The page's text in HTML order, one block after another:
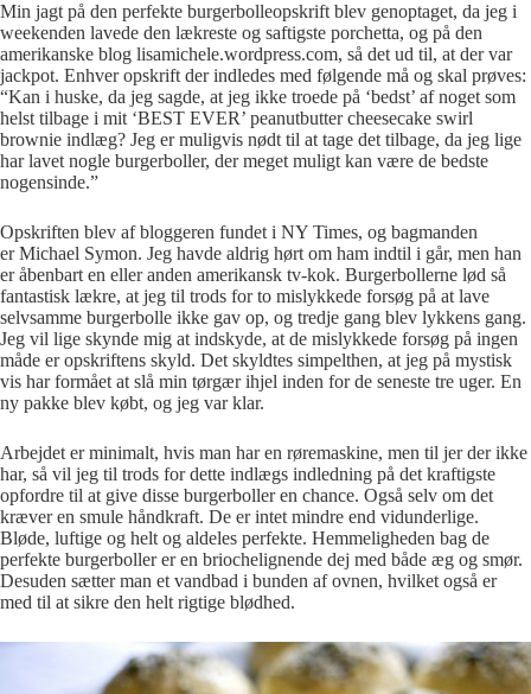
Min jagt på den perfekte burgerbolleopskrift blev genoptaget, da jeg i
weekenden lavede den lækreste og saftigste porchetta, og på den
amerikanske blog lisamichele.wordpress.com, så det ud til, at der var
jackpot. Enhver opskrift der indledes med følgende må og skal prøves:
“Kan i huske, da jeg sagde, at jeg ikke troede på ‘bedst’ af noget som
helst tilbage i mit ‘BEST EVER’ peanutbutter cheesecake swirl
brownie indlæg? Jeg er muligvis nødt til at tage det tilbage, da jeg lige
har lavet nogle burgerboller, der meget muligt kan være de bedste
nogensinde.”
Opskriften blev af bloggeren fundet i NY Times, og bagmanden
er Michael Symon. Jeg havde aldrig hørt om ham indtil i går, men han
er åbenbart en eller anden amerikansk tv-kok. Burgerbollerne lød så
fantastisk lækre, at jeg til trods for to mislykkede forsøg på at lave
selvsamme burgerbolle ikke gav op, og tredje gang blev lykkens gang.
Jeg vil lige skynde mig at indskyde, at de mislykkede forsøg på ingen
måde er opskriftens skyld. Det skyldtes simpelthen, at jeg på mystisk
vis har formået at slå min tørgær ihjel inden for de seneste tre uger. En
ny pakke blev købt, og jeg var klar.
Arbejdet er minimalt, hvis man har en røremaskine, men til jer der ikke
har, så vil jeg til trods for dette indlægs indledning på det kraftigste
opfordre til at give disse burgerboller en chance. Også selv om det
kræver en smule håndkraft. De er intet mindre end vidunderlige.
Bløde, luftige og helt og aldeles perfekte. Hemmeligheden bag de
perfekte burgerboller er en briochelignende dej med både æg og smør.
Desuden sætter man et vandbad i bunden af ovnen, hvilket også er
med til at sikre den helt rigtige blødhed.